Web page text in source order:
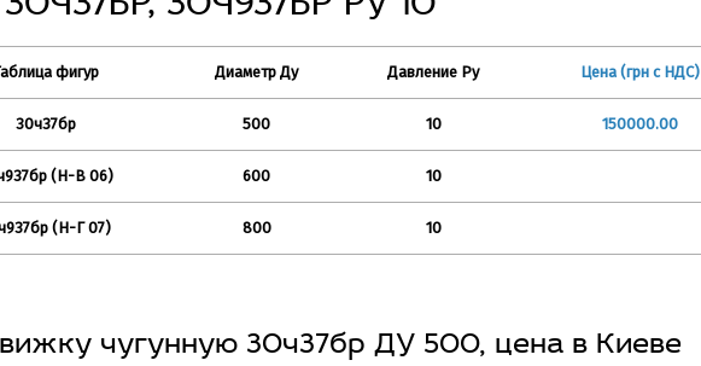
фигур Диаметр Ду Давление Ру Цена (грн с НДС)
30ч37бр 500 10 150000.00
(Н-В 06) 600 10
(Н-Г 07) 800 10
чугунную 30ч37бр ДУ 500, цена в Киеве